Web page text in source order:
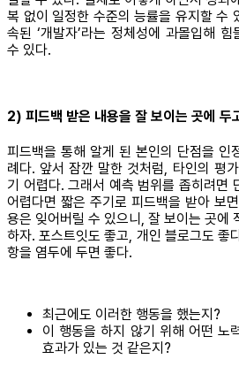
복 없이 일정한 수준의 능률을 유지할 수
속된 ‘개발자’라는 정체성에 과몰입해
수 있다.
2) 피드백 받은 내용을 잘 보이는 곳에 두
피드백을 통해 알게 된 본인의 단점을 인
례다. 앞서 잠깐 말한 것처럼, 타인의 평
기 어렵다. 그래서 예측 범위를 좁히려면
어렵다면 짧은 주기로 피드백을 받아 보
용은 잊어버릴 수 있으니, 잘 보이는 곳에
하자. 포스트잇도 좋고, 개인 블로그도 좋
항을 염두에 두면 좋다.
최근에도 이러한 행동을 했는지?
이 행동을 하지 않기 위해 어떤 노
효과가 있는 것 같은지?